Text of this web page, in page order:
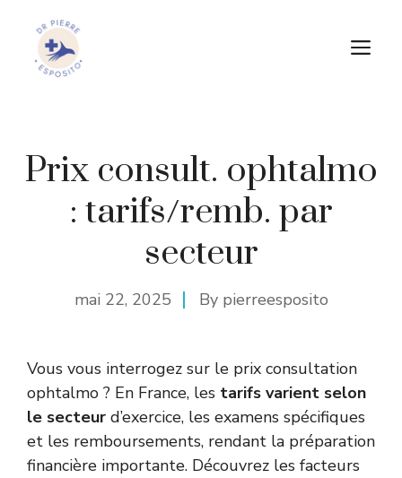
contenu
Prix consult. ophtalmo
: tarifs/remb. par
secteur
mai 22, 2025 By pierreesposito
Vous vous interrogez sur le prix consultation
ophtalmo ? En France, les tarifs varient selon
le secteur d’exercice, les examens spécifiques
et les remboursements, rendant la préparation
financière importante. Découvrez les facteurs